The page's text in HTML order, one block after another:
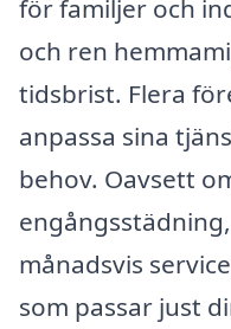
för familjer och
och ren
tidsbrist. Flera
anpassa sina
behov. Oavsett
månadsvis
som passar just